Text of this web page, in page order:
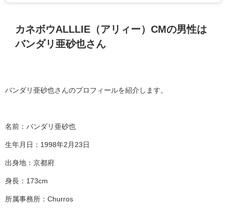
カネボウALLLIE（アリィー） CM の男性は
バンダリ亜砂也さん
バンダリ亜砂也さんのプロフィールを紹介します。
名前：バンダリ亜砂也
生年月日： 1998年2 月 23 日
出身地：京都府
身長： 173cm
所属事務所： Churros